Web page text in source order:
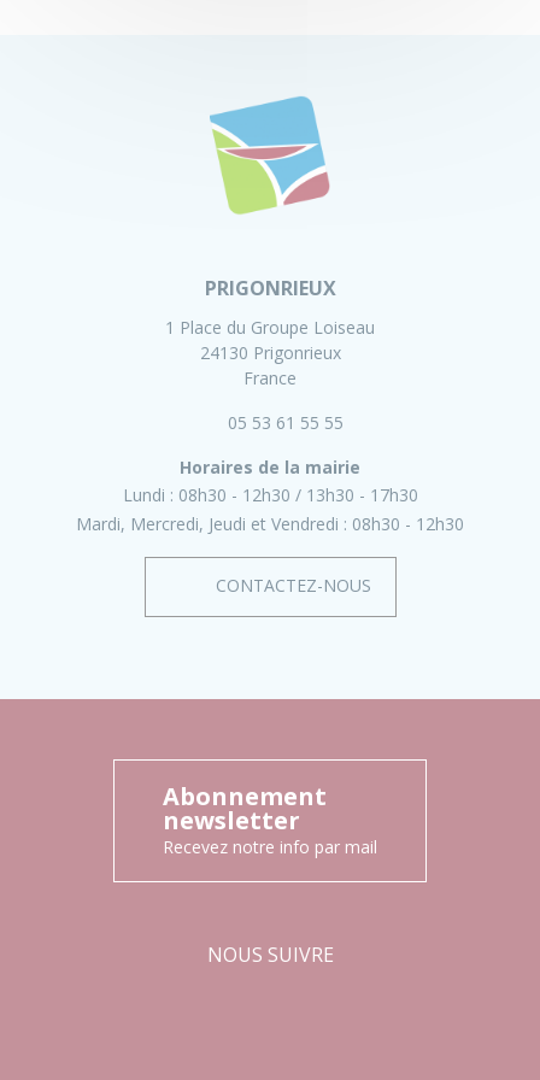
PRIGONRIEUX
1 Place du Groupe Loiseau
24130 Prigonrieux
France
05 53 61 55 55
Horaires de la mairie
Lundi : 08h30 - 12h30
13h30 - 17h30
Mardi, Mercredi, Jeudi et Vendredi : 08h30 - 12h30
CONTACTEZ-NOUS
Abonnement
newsletter
Recevez notre info par mail
NOUS SUIVRE